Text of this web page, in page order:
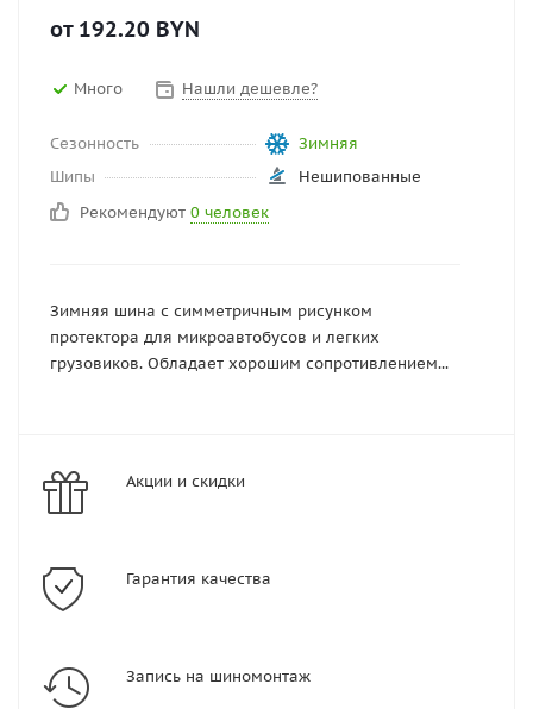
от 192.20 BYN
Много Нашли дешевле?
Сезонность
Зимняя
Шипы
Нешипованные
Рекомендуют 0 человек
Зимняя шина с симметричным рисунком
протектора для микроавтобусов и легких
грузовиков. Обладает хорошим сопротивлением...
Акции и скидки
Гарантия качества
Запись на шиномонтаж